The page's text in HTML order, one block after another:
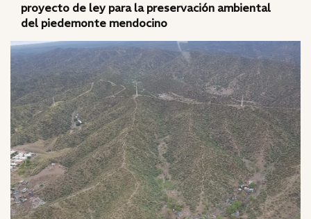
proyecto de ley para la preservación ambiental
del piedemonte mendocino